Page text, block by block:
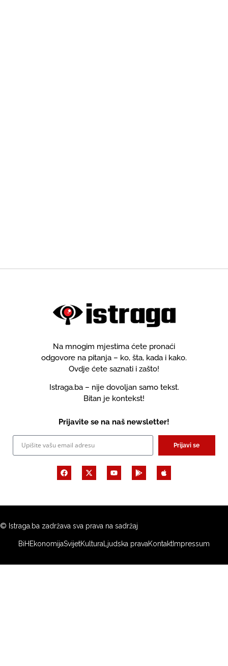
Na mnogim mjestima ćete pronaći
odgovore na pitanja – ko, šta, kada i kako.
Ovdje ćete saznati i zašto!
Istraga.ba – nije dovoljan samo tekst.
Bitan je kontekst!
Prijavite se na naš newsletter!
Prijavi se
© Istraga.ba zadržava sva prava na sadržaj
BiH EkonomijaSvijetKultura Ljudska pravaKontakt Impressum